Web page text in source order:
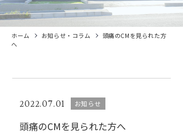
ホーム お知らせ・コラム
頭痛のCMを見られた方
へ
2022.07.01 お知らせ
頭痛のCMを見られた方へ